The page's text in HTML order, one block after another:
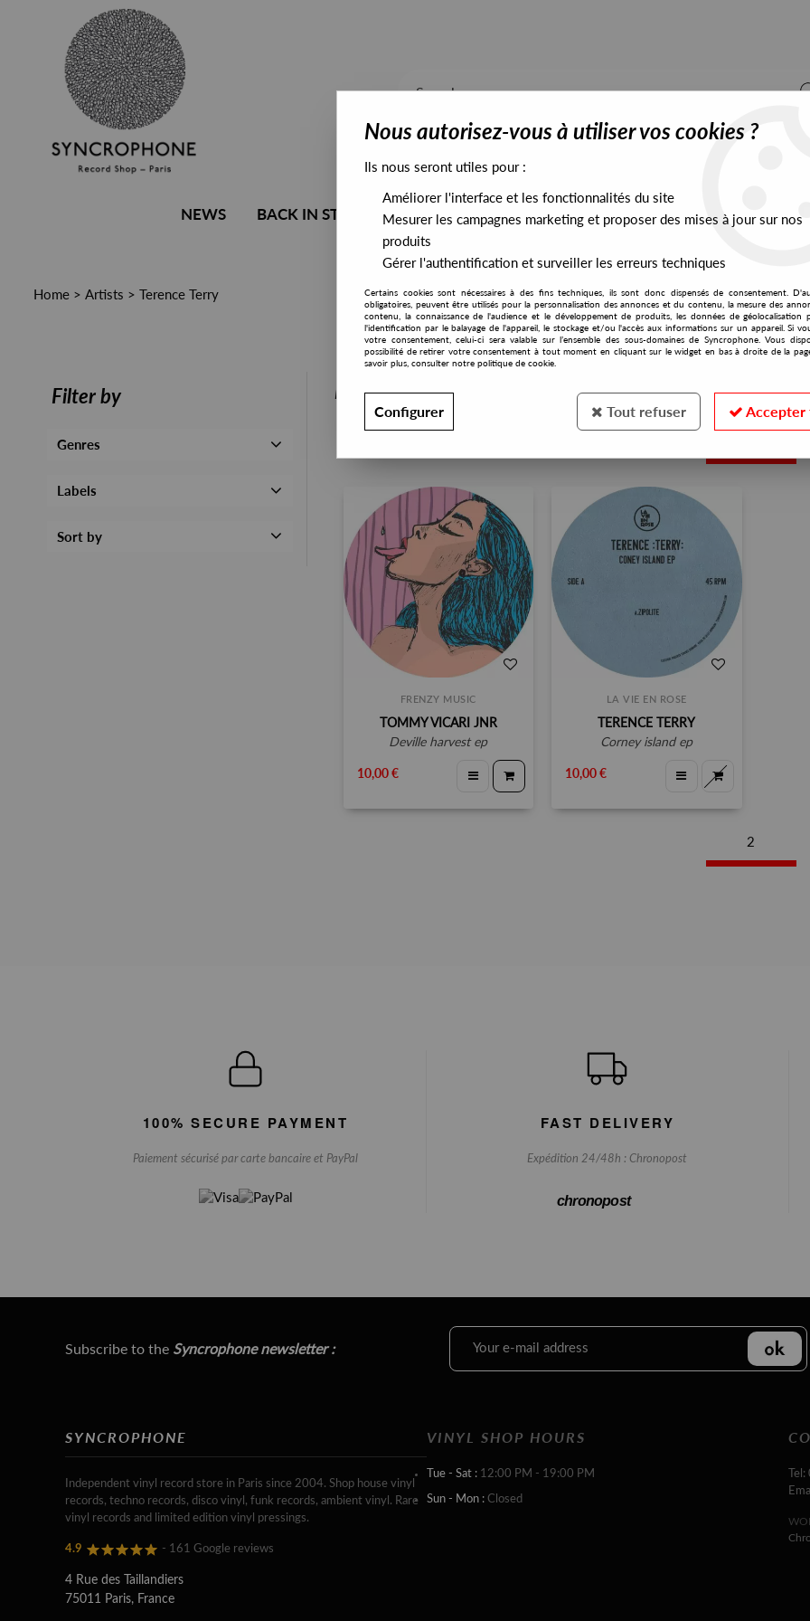
NEWS BACK IN STOCK ALL STOCK EXCLUSIVES PRESALES EXCLUSIVES
Home > Artists > Terence Terry
Filter by
Genres
Labels
Sort by
PRESALES EXCLUSIVES
FRENZY MUSIC
TOMMY VICARI JNR
deville harvest ep
10,00 €
LA VIE EN ROSE
TERENCE TERRY
corney island ep
10,00 €
2
100% SECURE PAYMENT
Paiement sécurisé par carte bancaire et PayPal
FAST DELIVERY
Expédition 24/48h : Chronopost
chronopost
Subscribe to the Syncrophone newsletter :
SYNCROPHONE
Independent vinyl record store in Paris since 2004. Shop house vinyl
records, techno records, disco vinyl, funk records, ambient vinyl. Rare
vinyl records and limited edition vinyl pressings.
4.9 - 161 Google reviews
4 Rue des Taillandiers
75011 Paris, France
VINYL SHOP HOURS
Tue - Sat : 12:00 PM - 19:00 PM
Sun - Mon : Closed
Nous autorisez-vous à utiliser vos cookies ?
Ils nous seront utiles pour :
Améliorer l'interface et les fonctionnalités du site
Mesurer les campagnes marketing et proposer des mises à jour sur nos
produits
Gérer l'authentification et surveiller les erreurs techniques
Certains cookies sont nécessaires à des fins techniques, ils sont donc dispensés de consentement.
obligatoires, peuvent être utilisés pour la personnalisation des annonces et du contenu, la mesure des
contenu, la connaissance de l'audience et le développement de produits, les données de géolocalisation
l'identification par le balayage de l'appareil, le stockage et/ou l'accès aux informations sur un appareil. Si
votre consentement, celui-ci sera valable sur l’ensemble des sous-domaines de Syncrophone. Vous
possibilité de retirer votre consentement à tout moment en cliquant sur le widget en bas à droite de la
savoir plus, consulter notre politique de cookie.
Configurer Tout refuser Accepter